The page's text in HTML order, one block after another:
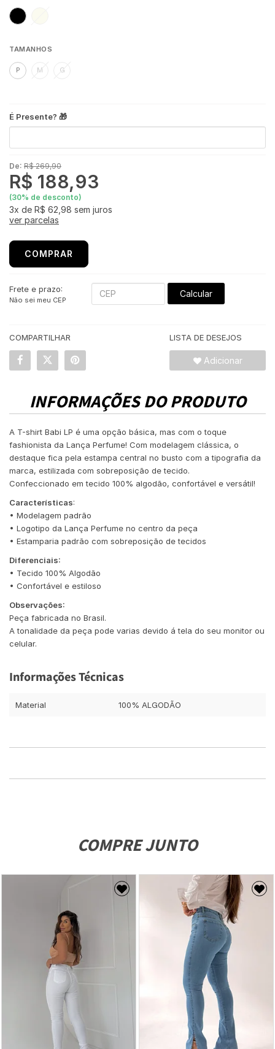
TAMANHOS
P M G
É Presente? 🎁
De: R$ 269,90
R$ 188,93
(30% de desconto)
3x de R$ 62,98 sem juros
ver parcelas
COMPRAR
Frete e prazo:
Não sei meu CEP
Calcular
COMPARTILHAR LISTA DE DESEJOS
Adicionar
INFORMAÇÕES DO PRODUTO
A T-shirt Babi LP é uma opção básica, mas com o toque
fashionista da Lança Perfume! Com modelagem clássica, o
destaque fica pela estampa central no busto com a tipografia da
marca, estilizada com sobreposição de tecido.
Confeccionado em tecido 100% algodão, confortável e versátil!
Características:
• Modelagem padrão
• Logotipo da Lança Perfume no centro da peça
• Estamparia padrão com sobreposição de tecidos
Diferenciais:
• Tecido 100% Algodão
• Confortável e estiloso
Observações:
Peça fabricada no Brasil.
A tonalidade da peça pode varias devido á tela do seu monitor ou
celular.
Informações Técnicas
Material 100% ALGODÃO
COMPRE JUNTO